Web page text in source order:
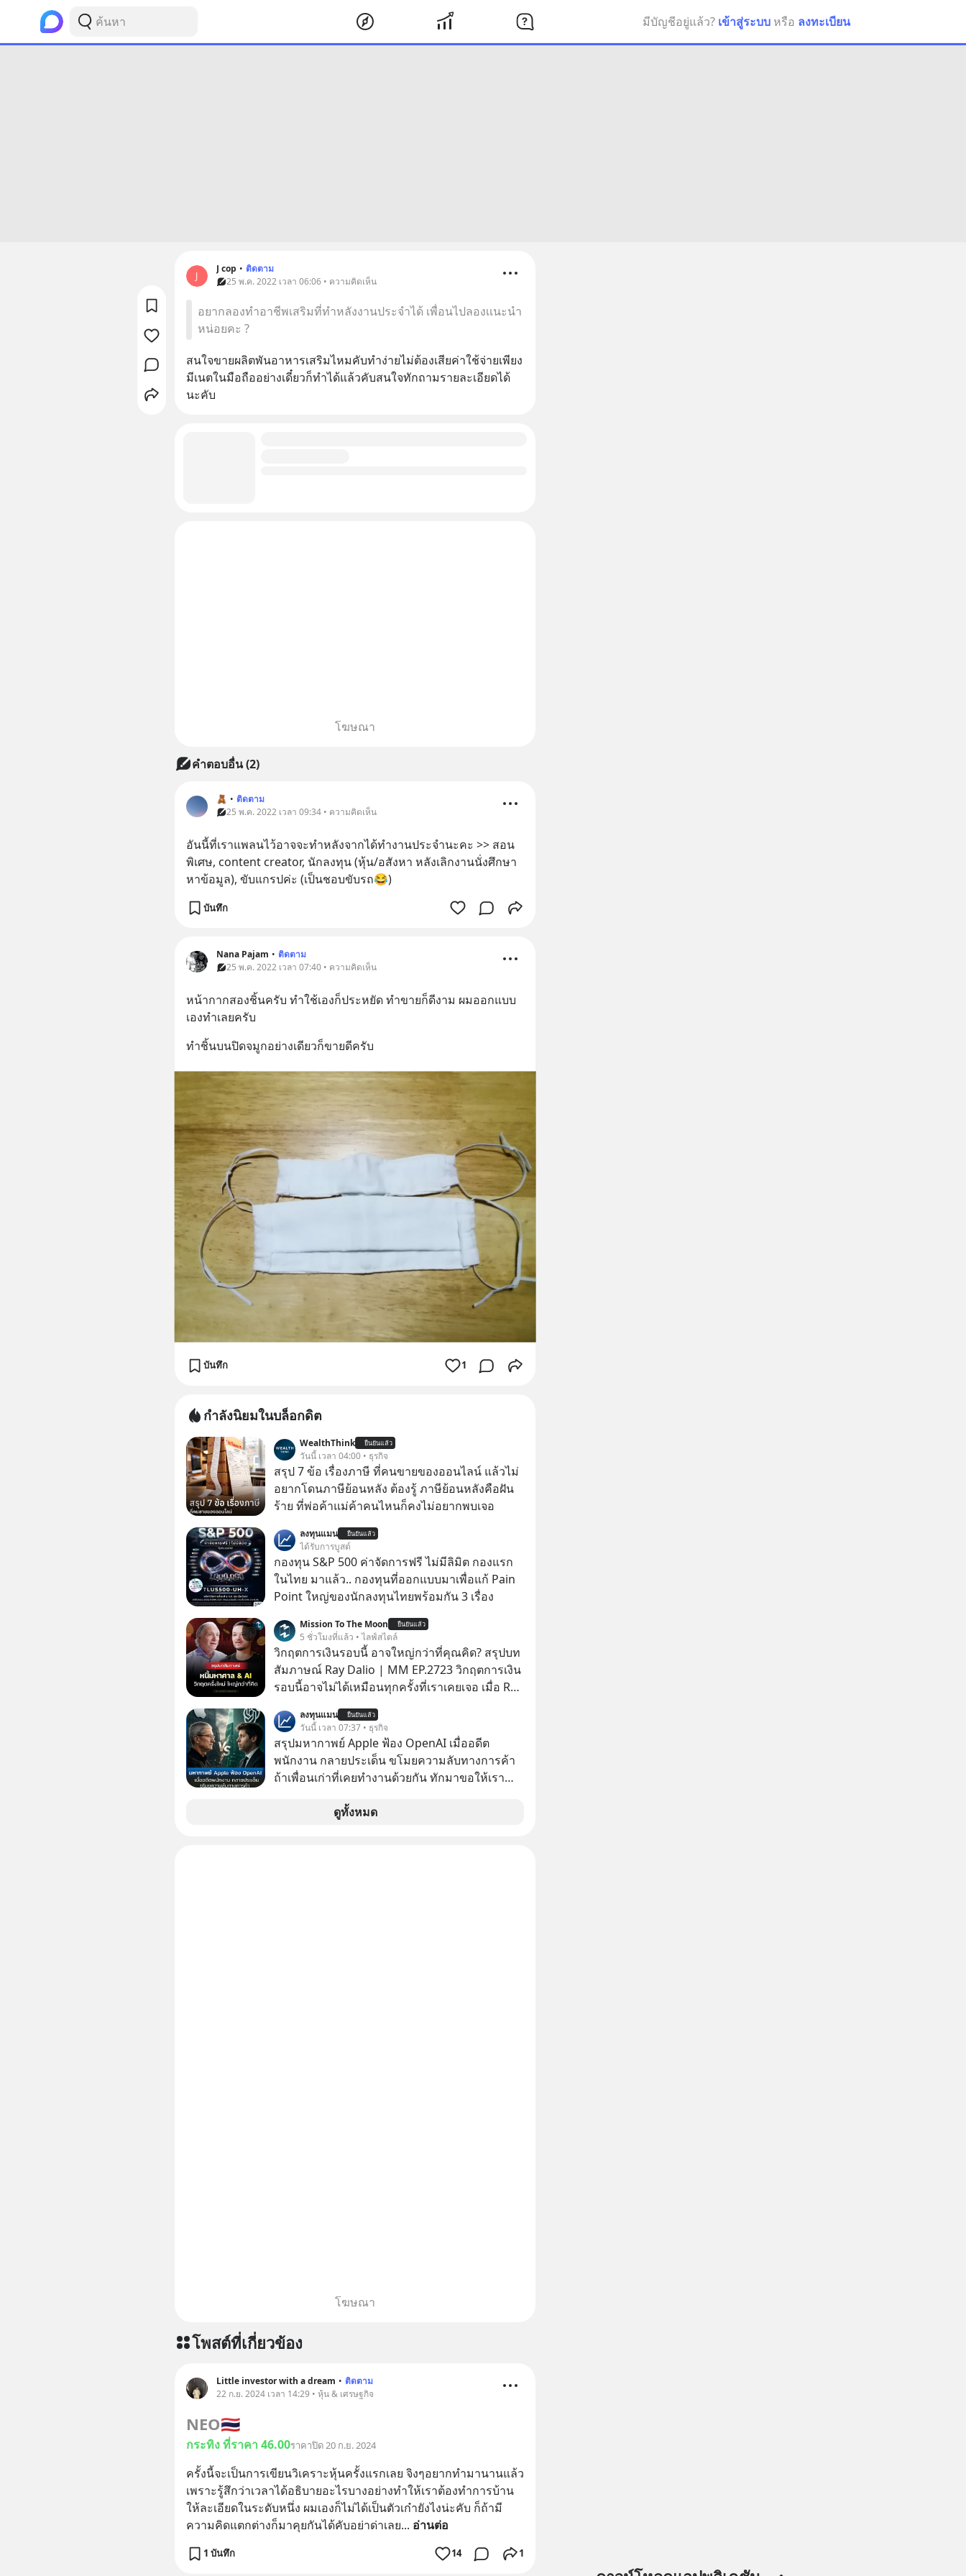
มีบัญชีอยู่แล้ว? เข้าสู่ระบบ หรือ ลงทะเบียน
J
J cop • ติดตาม
25 พ.ค. 2022 เวลา 06:06 • ความคิดเห็น
อยากลองทำอาชีพเสริมที่ทำหลังงานประจำได้ เพื่อนไปลองเเนะนำ
หน่อยคะ ?
สนใจขายผลิตพันอาหารเสริมไหมคับทำง่ายไม่ต้องเสียค่าใช้จ่ายเพียง
มีเนตในมือถืออย่างเดี๋ยวก็ทำได้แล้วคับสนใจทักถามรายละเอียดได้
นะคับ
โฆษณา
คำตอบอื่น(2)
🧸 • ติดตาม
25 พ.ค. 2022 เวลา 09:34 • ความคิดเห็น
อันนี้ที่เราแพลนไว้อาจจะทำหลังจากได้ทำงานประจำนะคะ >> สอน
พิเศษ, content creator, นักลงทุน (หุ้น/อสังหา หลังเลิกงานนั่งศึกษา
หาข้อมูล), ขับแกรปค่ะ (เป็นชอบขับรถ😂)
บันทึก
Nana Pajam • ติดตาม
25 พ.ค. 2022 เวลา 07:40 • ความคิดเห็น
หน้ากากสองชิ้นครับ​ ทำใช้เองก็ประหยัด​ ทำขายก็ดีงาม​ ผมออกแบบ
เองทำเลยครับ
ทำชิ้นบนปิดจมูกอย่างเดียวก็ขายดีครับ
บันทึก 1
กำลังนิยมในบล็อกดิต
WealthThink ยืนยันแล้ว
วันนี้ เวลา 04:00 • ธุรกิจ
สรุป 7 ข้อ เรื่องภาษี ที่คนขายของออนไลน์ แล้วไม่
อยากโดนภาษีย้อนหลัง ต้องรู้ ภาษีย้อนหลังคือฝัน
ร้าย ที่พ่อค้าแม่ค้าคนไหนก็คงไม่อยากพบเจอ
ลงทุนแมน ยืนยันแล้ว
ได้รับการบูสต์
กองทุน S&P 500 ค่าจัดการฟรี ไม่มีลิมิต กองแรก
ในไทย มาแล้ว.. กองทุนที่ออกแบบมาเพื่อแก้ Pain
Point ใหญ่ของนักลงทุนไทยพร้อมกัน 3 เรื่อง
Mission To The Moon ยืนยันแล้ว
5 ชั่วโมงที่แล้ว • ไลฟ์สไตล์
วิกฤตการเงินรอบนี้ อาจใหญ่กว่าที่คุณคิด? สรุปบท
สัมภาษณ์ Ray Dalio | MM EP.2723 วิกฤตการเงิน
รอบนี้อาจไม่ได้เหมือนทุกครั้งที่เราเคยเจอ เมื่อ Ray
ต่อหลายครั้ง ออกมาส่งสัญญาณเตือนระเบิดเวลา
ลูกใหม่ที่กำลังก่อตัวขึ้น จาก "ระเบิดหนี้สิน
มหาศาล" ผสานเข้ากับ "ฟองสบู่กระแส AI" ที่ผู้คน
กำลังแห่ไล่ราคาอย่างบ้าคลั่ง บทเรียนจาก
กำลังจะเปลี่ยนมือไปในทิศทางไหน? และเราควร
รับมืออย่างไรก่อนที่ทุกอย่างจะสายเกินไป? ร่วม
ลงทุนแมน ยืนยันแล้ว
วันนี้ เวลา 07:37 • ธุรกิจ
สรุปมหากาพย์ Apple ฟ้อง OpenAI เมื่ออดีต
พนักงาน กลายประเด็น ขโมยความลับทางการค้า
ถ้าเพื่อนเก่าที่เคยทำงานด้วยกัน ทักมาขอให้เรา
ดูทั้งหมด
โฆษณา
โพสต์ที่เกี่ยวข้อง
Little investor with a dream • ติดตาม
22 ก.ย. 2024 เวลา 14:29 • หุ้น & เศรษฐกิจ
NEO🇹🇭
กระทิง ที่ราคา 46.00ราคาปิด 20 ก.ย. 2024
ครั้งนี้จะเป็นการเขียนวิเคราะหุ้นครั้งแรกเลย จิงๆอยากทำมานานแล้ว
เพราะรู้สึกว่าเวลาได้อธิบายอะไรบางอย่างทำให้เราต้องทำการบ้าน
ให้ละเอียดในระดับหนึ่ง ผมเองก็ไม่ได้เป็นตัวเก๋ายังไงน่ะคับ ก็ถ้ามี
ความคิดแตกต่างก็มาคุยกันได้คับอย่าด่าเลย... อ่านต่อ
1 บันทึก 14 1